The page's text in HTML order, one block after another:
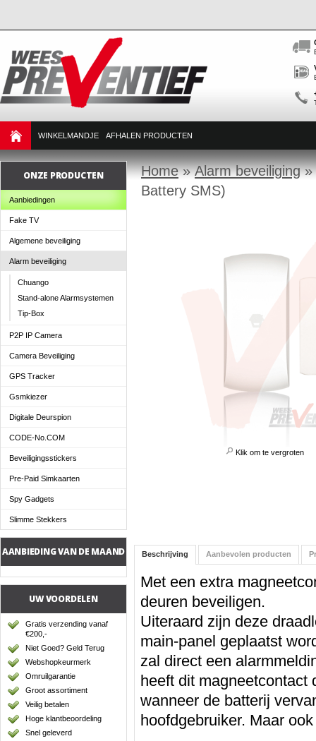
WINKELMANDJE AFHALEN PRODUCTEN
ONZE PRODUCTEN
Aanbiedingen
Fake TV
Algemene beveiliging
Alarm beveiliging
Chuango
Stand-alone Alarmsystemen
Tip-Box
P2P IP Camera
Camera Beveiliging
GPS Tracker
Gsmkiezer
Digitale Deurspion
CODE-No.COM
Beveiligingsstickers
Pre-Paid Simkaarten
Spy Gadgets
Slimme Stekkers
AANBIEDING VAN DE MAAND
UW VOORDELEN
Gratis verzending vanaf
€200,-
Niet Goed? Geld Terug
Webshopkeurmerk
Omruilgarantie
Groot assortiment
Veilig betalen
Hoge klantbeoordeling
Snel geleverd
Home»Alarm beveiliging»
Battery SMS)
Klik om te vergroten
Beschrijving Aanbevolen producten
Met een extra
deuren beveiligen.
Uiteraard zijn deze
main-panel geplaatst
zal direct een
heeft dit magneetcontact
wanneer de batterij
hoofdgebruiker. Maar